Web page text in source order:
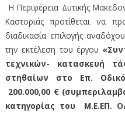
Η Περιφέρεια Δυτικής
Καστοριάς προτίθεται να
διαδικασία επιλογής
την εκτέλεση του έργου «
τεχνικών- κατασκευή
στηθαίων στο Επ.
200.000,00 €
κατηγορίας του Μ.Ε.ΕΠ.